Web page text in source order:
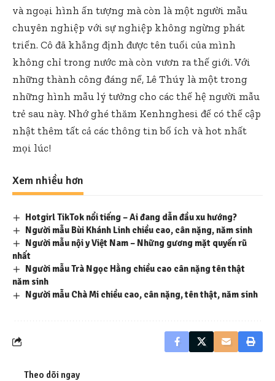
và ngoại hình ấn tượng mà còn là một người mẫu
chuyên nghiệp với sự nghiệp không ngừng phát
triển. Cô đã khẳng định được tên tuổi của mình
không chỉ trong nước mà còn vươn ra thế giới. Với
những thành công đáng nể, Lê Thúy là một trong
những hình mẫu lý tưởng cho các thế hệ người mẫu
trẻ sau này. Nhớ ghé thăm Kenhnghesi để có thể cập
nhật thêm tất cả các thông tin bổ ích và hot nhất
mọi lúc!
Xem nhiều hơn
Hotgirl TikTok nổi tiếng – Ai đang dẫn đầu xu hướng?
Người mẫu Bùi Khánh Linh chiều cao, cân nặng, năm sinh
Người mẫu nội y Việt Nam – Những gương mặt quyến rũ
nhất
Người mẫu Trà Ngọc Hằng chiều cao cân nặng tên thật
năm sinh
Người mẫu Chà Mi chiều cao, cân nặng, tên thật, năm sinh
Theo dõi ngay